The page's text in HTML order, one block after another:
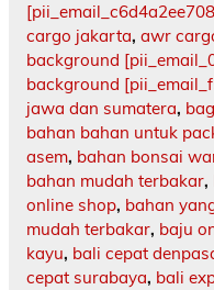
cargo jakarta, awr
background
background
jawa dan sumatera,
bahan bahan untuk
asem, bahan bonsai
bahan mudah terbakar,
online shop, bahan
mudah terbakar, baju
kayu, bali cepat
cepat surabaya, bali